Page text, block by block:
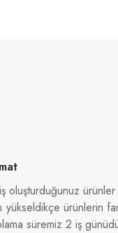
oluşturduğunuz
yükseldikçe ürünlerin
süremiz 2 iş